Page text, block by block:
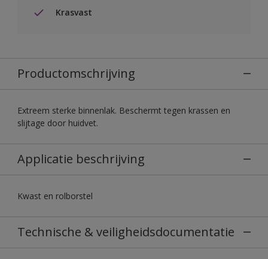
Krasvast
Productomschrijving
Extreem sterke binnenlak. Beschermt tegen krassen en
slijtage door huidvet.
Applicatie beschrijving
Kwast en rolborstel
Technische & veiligheidsdocumentatie